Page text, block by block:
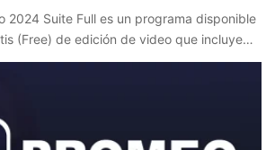
2024 Suite Full es un programa disponible
(Free) de edición de video que incluye…